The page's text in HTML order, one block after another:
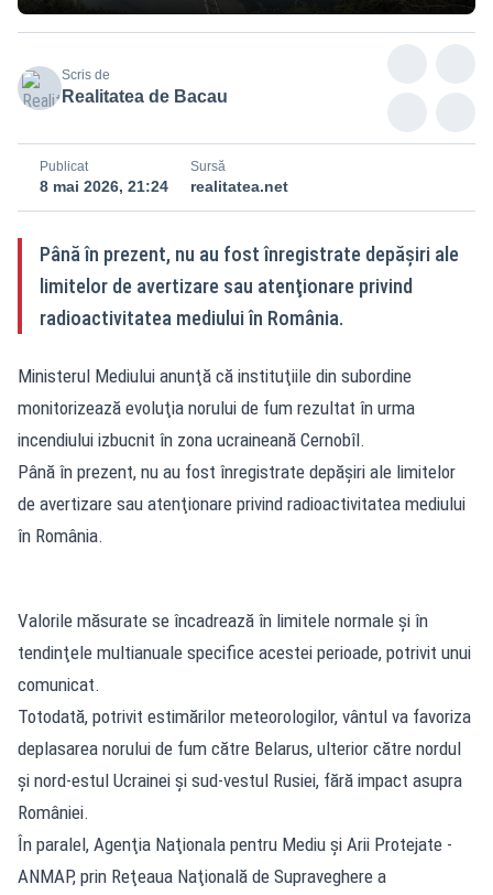
Scris de
Realitatea de Bacau
Publicat
8 mai 2026, 21:24
Sursă
realitatea.net
Până în prezent, nu au fost înregistrate depăşiri ale
limitelor de avertizare sau atenţionare privind
radioactivitatea mediului în România.
Ministerul Mediului anunţă că instituţiile din subordine
monitorizează evoluţia norului de fum rezultat în urma
incendiului izbucnit în zona ucraineană Cernobîl.
Până în prezent, nu au fost înregistrate depăşiri ale limitelor
de avertizare sau atenţionare privind radioactivitatea mediului
în România.
Valorile măsurate se încadrează în limitele normale şi în
tendinţele multianuale specifice acestei perioade, potrivit unui
comunicat.
Totodată, potrivit estimărilor meteorologilor, vântul va favoriza
deplasarea norului de fum către Belarus, ulterior către nordul
şi nord-estul Ucrainei şi sud-vestul Rusiei, fără impact asupra
României.
În paralel, Agenţia Naţionala pentru Mediu şi Arii Protejate -
ANMAP, prin Reţeaua Naţională de Supraveghere a